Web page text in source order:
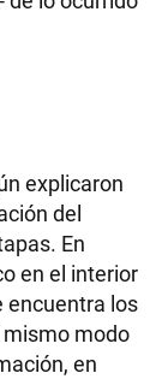
explicaron
del
En
en el interior
encuentra los
modo
en